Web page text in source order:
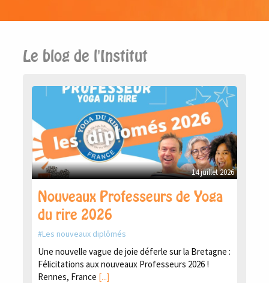
Le blog de l'Institut
14 juillet 2026
Nouveaux Professeurs de Yoga
du rire 2026
Les nouveaux diplômés
Une nouvelle vague de joie déferle sur la Bretagne :
Félicitations aux nouveaux Professeurs 2026 !
Rennes, France [...]